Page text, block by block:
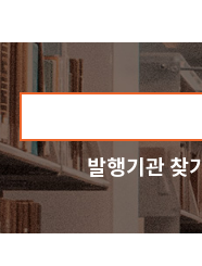
발행기관 찾